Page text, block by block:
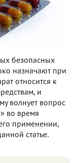
безопасных
назначают при
относится к
и
волнует вопрос
во время
применении,
статье.